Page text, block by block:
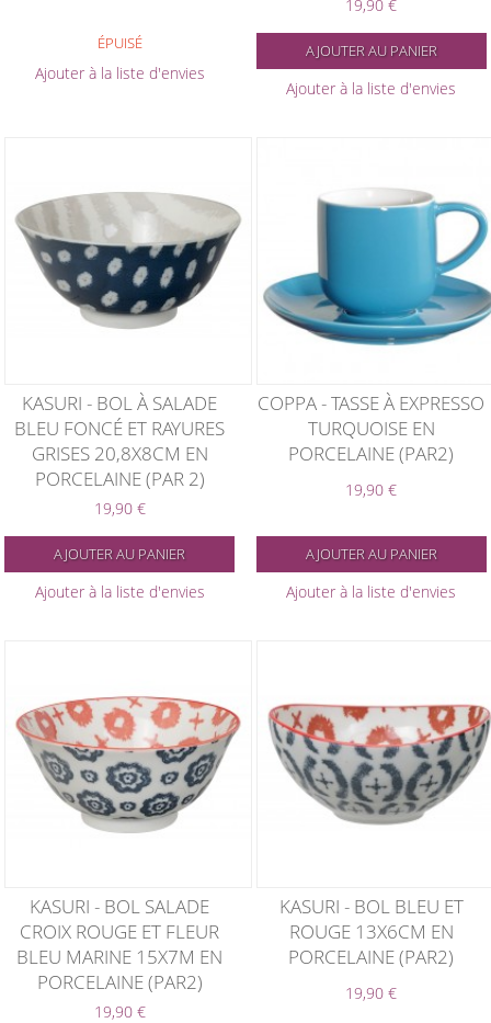
ÉPUISÉ
Ajouter à la liste d'envies
19,90 €
AJOUTER AU PANIER
Ajouter à la liste d'envies
KASURI - BOL À SALADE
BLEU FONCÉ ET RAYURES
GRISES 20,8X8CM EN
PORCELAINE (PAR 2)
19,90 €
AJOUTER AU PANIER
Ajouter à la liste d'envies
COPPA - TASSE À EXPRESSO
TURQUOISE EN
PORCELAINE (PAR2)
19,90 €
AJOUTER AU PANIER
Ajouter à la liste d'envies
KASURI - BOL SALADE
CROIX ROUGE ET FLEUR
BLEU MARINE 15X7M EN
PORCELAINE (PAR2)
19,90 €
KASURI - BOL BLEU ET
ROUGE 13X6CM EN
PORCELAINE (PAR2)
19,90 €